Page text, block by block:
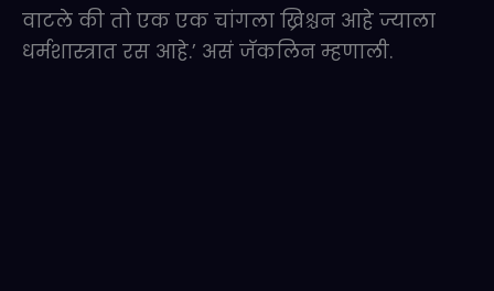
वाटले की तो एक एक चांगला ख्रिश्चन आहे ज्याला
धर्मशास्त्रात रस आहे.’ असं जॅकलिन म्हणाली.